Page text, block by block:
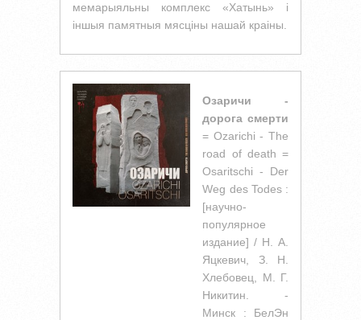
мемарыяльны комплекс «Хатынь» і
іншыя памятныя мясціны нашай краіны.
Озаричи -
дорога смерти
= Ozarichi - The
road of death =
Osaritschi - Der
Weg des Todes :
[научно-
популярное
издание] / Н. А.
Яцкевич, З. Н.
Хлебовец, М. Г.
Никитин. -
Минск : БелЭн